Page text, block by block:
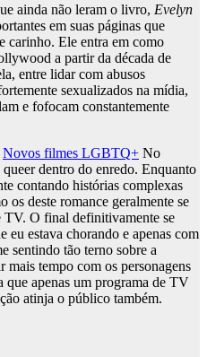
ainda não leram o livro, Evelyn
em suas páginas que
carinho. Ele entra em como
a partir da década de
entre lidar com abusos
sexualizados na mídia,
e fofocam constantemente
Novos filmes LGBTQ+ No
dentro do enredo. Enquanto
contando histórias complexas
os deste romance geralmente se
TV. O final definitivamente se
eu estava chorando e apenas com
sentindo tão terno sobre a
mais tempo com os personagens
que apenas um programa de TV
atinja o público também.